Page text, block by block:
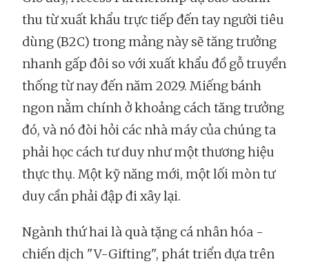
thu từ xuất khẩu trực tiếp đến tay người tiêu
dùng (B2C) trong mảng này sẽ tăng trưởng
nhanh gấp đôi so với xuất khẩu đồ gỗ truyền
thống từ nay đến năm 2029. Miếng bánh
ngon nằm chính ở khoảng cách tăng trưởng
đó, và nó đòi hỏi các nhà máy của chúng ta
phải học cách tư duy như một thương hiệu
thực thụ. Một kỹ năng mới, một lối mòn tư
duy cần phải đập đi xây lại.
Ngành thứ hai là quà tặng cá nhân hóa -
chiến dịch "V-Gifting", phát triển dựa trên